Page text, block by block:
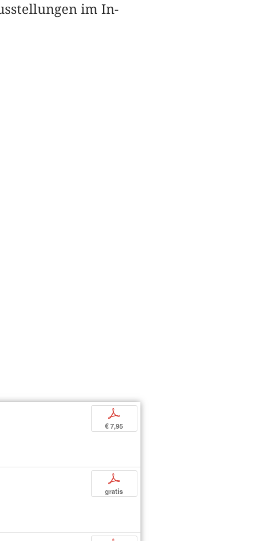
im In-
p
€ 7,95
p
gratis